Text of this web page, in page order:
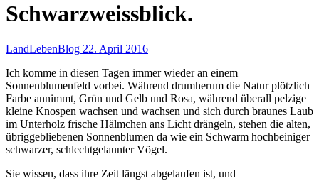
Schwarzweissblick.
LandLebenBlog 22. April 2016
Ich komme in diesen Tagen immer wieder an einem
Sonnenblumenfeld vorbei. Während drumherum die Natur plötzlich
Farbe annimmt, Grün und Gelb und Rosa, während überall pelzige
kleine Knospen wachsen und wachsen und sich durch braunes Laub
im Unterholz frische Hälmchen ans Licht drängeln, stehen die alten,
übriggebliebenen Sonnenblumen da wie ein Schwarm hochbeiniger
schwarzer, schlechtgelaunter Vögel.
Sie wissen, dass ihre Zeit längst abgelaufen ist, und